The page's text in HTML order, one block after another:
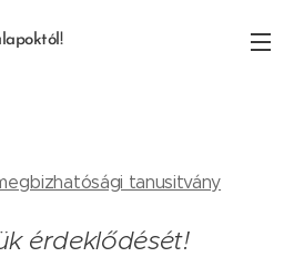
tanusitvány
érdeklődését!